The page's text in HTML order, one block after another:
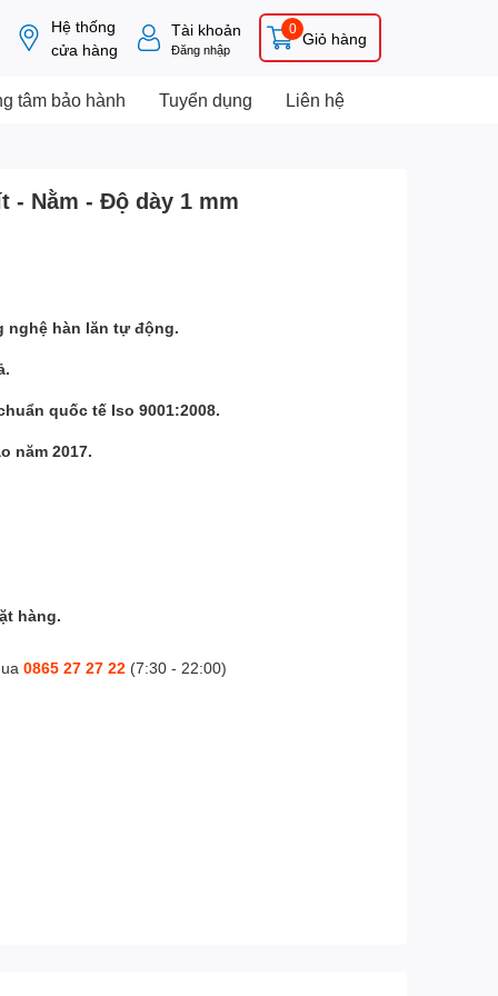
Hệ thống
cửa hàng
Tài khoản
Đăng nhập
Giỏ hàng
0
tâm bảo hành Tuyển dụng Liên hệ
- Nằm - Độ dày 1 mm
nghệ hàn lăn tự động.
quốc tế Iso 9001:2008.
năm 2017.
hàng.
0865 27 27 22(7:30 - 22:00)